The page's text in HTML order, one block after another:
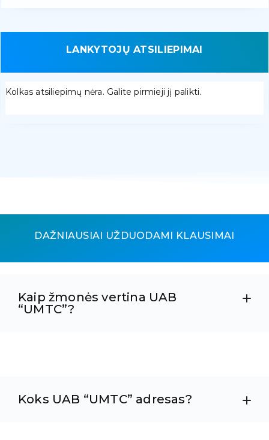
LANKYTOJŲ ATSILIEPIMAI
Kolkas atsiliepimų nėra. Galite pirmieji jį palikti.
DAŽNIAUSIAI UŽDUODAMI KLAUSIMAI
Kaip žmonės vertina UAB
“UMTC”?
Koks UAB “UMTC” adresas?